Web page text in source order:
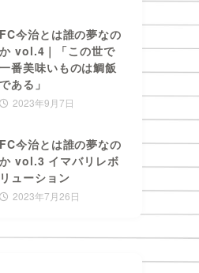
FC今治とは誰の夢なの
か vol.4｜「この世で
一番美味いものは鯛飯
である」
2023年9月7日
FC今治とは誰の夢なの
か vol.3 イマバリレボ
リューション
2023年7月26日